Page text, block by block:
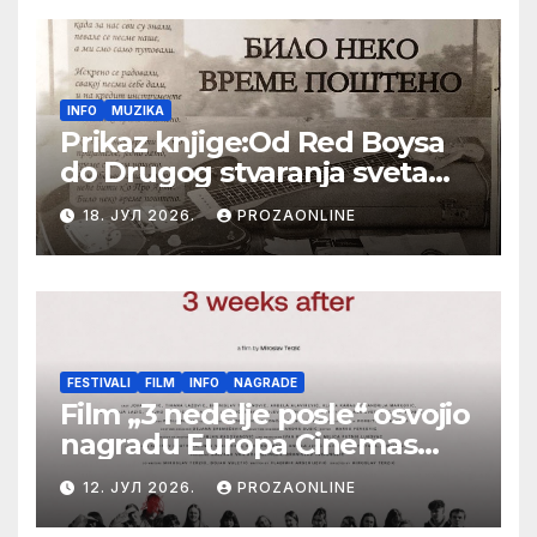
INFO MUZIKA
Prikaz knjige:Od Red Boysa
do Drugog stvaranja sveta
(bilo neko vreme pošteno)
(autor- Zlatomira Sremca,
Botoš 2022. godine,
samizdat)
18. ЈУЛ 2026. PROZAONLINE
FESTIVALI FILM INFO NAGRADE
Film „3 nedelje posle“ osvojio
nagradu Europa Cinemas
Label na Filmskom festivalu
u Karlovim Varima
12. ЈУЛ 2026. PROZAONLINE